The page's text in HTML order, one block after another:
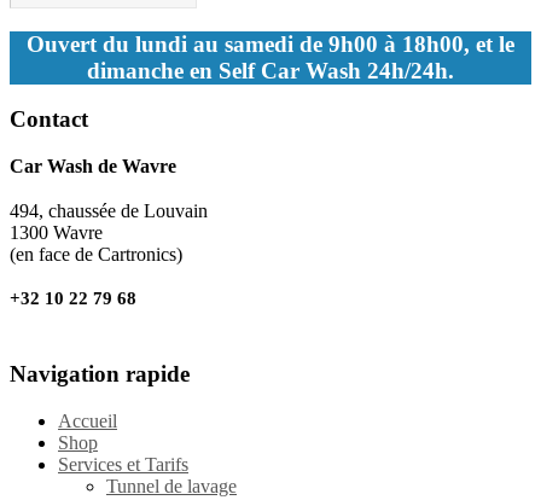
Ouvert du lundi au samedi de 9h00 à 18h00, et le
dimanche en Self Car Wash 24h/24h.
Contact
Car Wash de Wavre
494, chaussée de Louvain
1300 Wavre
(en face de Cartronics)
+32 10 22 79 68
Navigation rapide
Accueil
Shop
Services et Tarifs
Tunnel de lavage